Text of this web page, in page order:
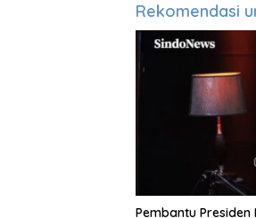
Rekomendasi
Pembantu